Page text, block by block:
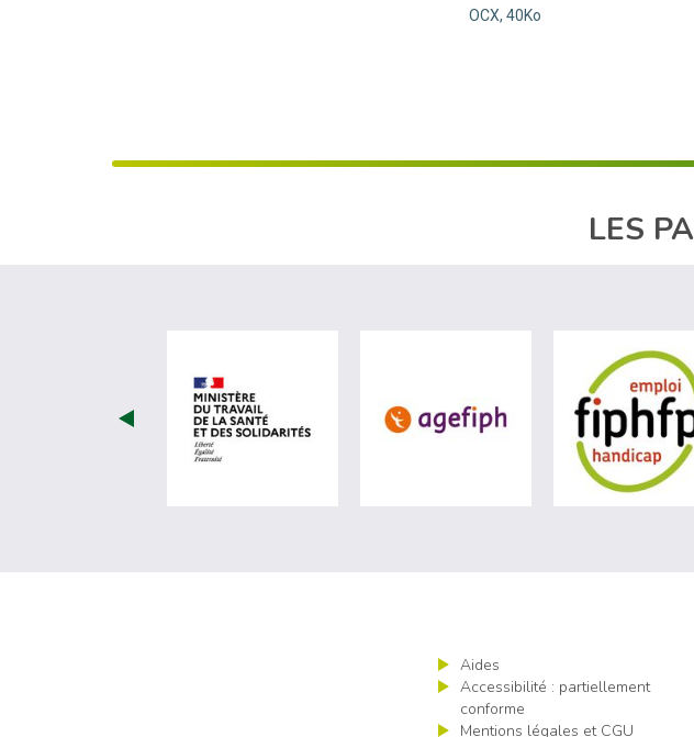
OCX, 40Ko
LES
visiter les site de Ministère du travail (nouvelle
visiter les site de Agefiph
Aides
Accessibilité : partiellement
conforme
Mentions légales et CGU